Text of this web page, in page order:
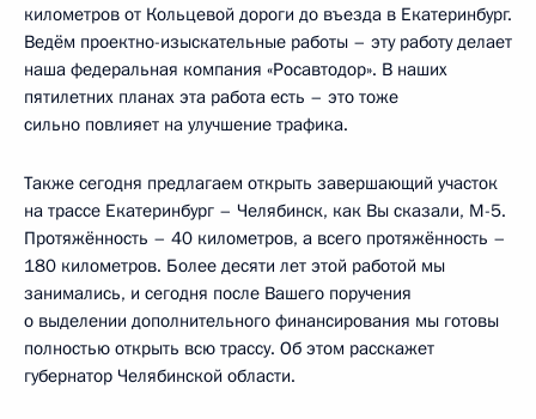
километров от Кольцевой дороги до въезда в Екатеринбург.
Ведём проектно-изыскательные работы – эту работу делает
наша федеральная компания «Росавтодор». В наших
пятилетних планах эта работа есть – это тоже
сильно повлияет на улучшение трафика.
Также сегодня предлагаем открыть завершающий участок
на трассе Екатеринбург – Челябинск, как Вы сказали, М-5.
Протяжённость – 40 километров, а всего протяжённость –
180 километров. Более десяти лет этой работой мы
занимались, и сегодня после Вашего поручения
о выделении дополнительного финансирования мы готовы
полностью открыть всю трассу. Об этом расскажет
губернатор Челябинской области.